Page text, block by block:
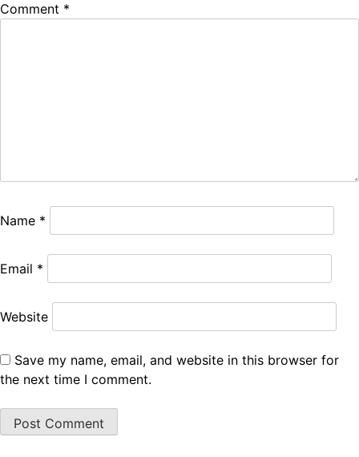
Comment *
Name *
Email *
Website
Save my name, email, and website in this browser for
the next time I comment.